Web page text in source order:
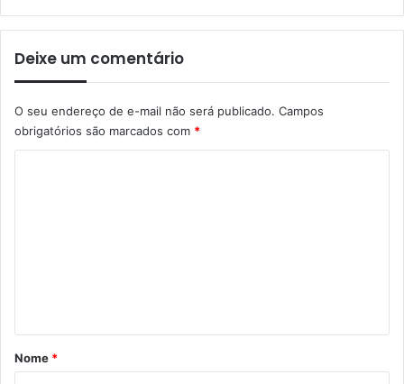
Deixe um comentário
O seu endereço de e-mail não será publicado. Campos
obrigatórios são marcados com *
rNome *